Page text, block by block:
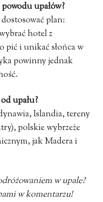
upałów?
plan:
hotel z
pić i unikać słońca w
powinny jednak
upału?
Islandia, tereny
polskie wybrzeże
jak Madera i
w upale?
w komentarzu!